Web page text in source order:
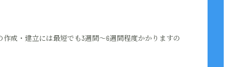
成・建立には最短でも3週間～6週間程度かかりますの